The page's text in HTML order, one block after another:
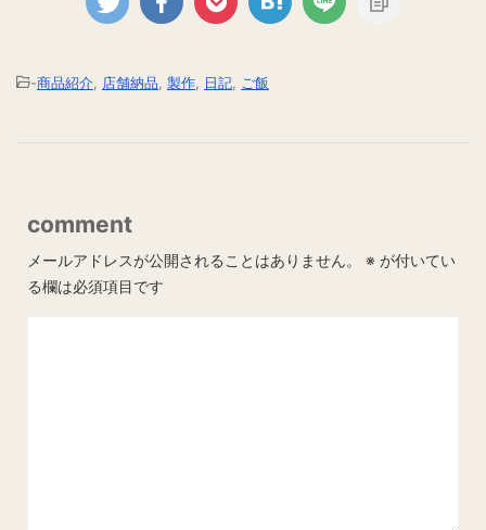
-商品紹介, 店舗納品, 製作, 日記, ご飯
comment
メールアドレスが公開されることはありません。 ※ が付いてい
る欄は必須項目です